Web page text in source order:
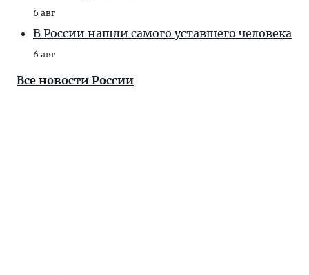
6 авг
В России нашли самого уставшего человека
6 авг
Все новости России